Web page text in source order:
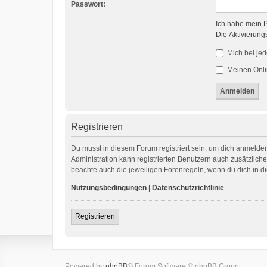
Passwort:
Ich habe mein
Die
Mich bei
Meinen
Registrieren
Du musst in diesem Forum registriert sein, um dich
Administration kann registrierten Benutzern auch
beachte auch die jeweiligen Forenregeln, wenn du dich in
Nutzungsbedingungen Datenschutzrichtlinie
Registrieren